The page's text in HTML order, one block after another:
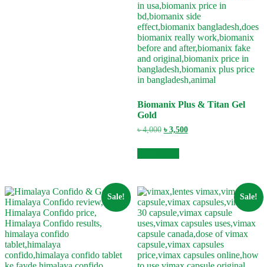
Biomanix Plus & Titan Gel
Gold
৳4,000 Original
was:
৳ 4,000.
৳ 3,500Current
Sale! Sale!